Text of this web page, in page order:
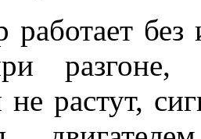
работает
разгоне,
растут,